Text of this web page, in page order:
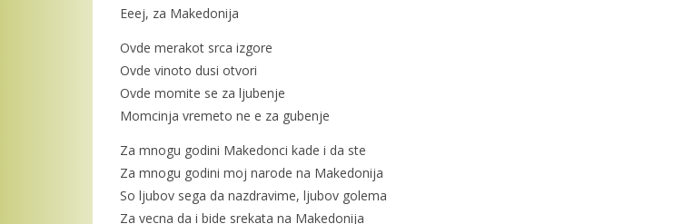
Eeej, za Makedonija
Ovde merakot srca izgore
Ovde vinoto dusi otvori
Ovde momite se za ljubenje
Momcinja vremeto ne e za gubenje
Za mnogu godini Makedonci kade i da ste
Za mnogu godini moj narode na Makedonija
So ljubov sega da nazdravime, ljubov golema
Za vecna da i bide srekata na Makedonija